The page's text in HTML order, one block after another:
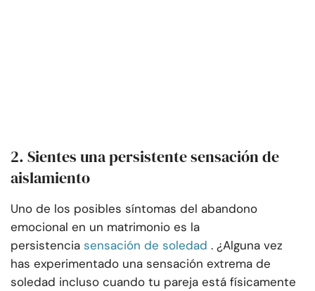
2. Sientes una persistente sensación de
aislamiento
Uno de los posibles síntomas del abandono
emocional en un matrimonio es la
persistencia sensación de soledad . ¿Alguna vez
has experimentado una sensación extrema de
soledad incluso cuando tu pareja está físicamente